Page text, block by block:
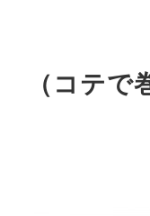
（コテで